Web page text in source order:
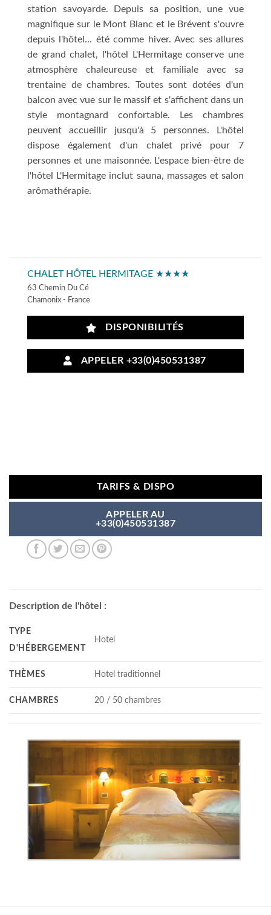
station savoyarde. Depuis sa position, une vue
magnifique sur le Mont Blanc et le Brévent s'ouvre
depuis l'hôtel... été comme hiver. Avec ses allures
de grand chalet, l'hôtel L'Hermitage conserve une
atmosphère chaleureuse et familiale avec sa
trentaine de chambres. Toutes sont dotées d'un
balcon avec vue sur le massif et s'affichent dans un
style montagnard confortable. Les chambres
peuvent accueillir jusqu'à 5 personnes. L'hôtel
dispose également d'un chalet privé pour 7
personnes et une maisonnée. L'espace bien-être de
l'hôtel L'Hermitage inclut sauna, massages et salon
arômathérapie.
CHALET HÔTEL HERMITAGE ★★★★
63 Chemin Du Cé
Chamonix - France
DISPONIBILITÉS
APPELER +33(0)450531387
TARIFS & DISPO
APPELER AU
+33(0)450531387
Description de l'hôtel :
TYPE
D'HÉBERGEMENT
Hotel
THÈMES Hotel traditionnel
CHAMBRES 20 / 50 chambres